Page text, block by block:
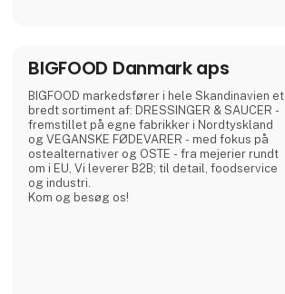
BIGFOOD Danmark aps
BIGFOOD markedsfører i hele Skandinavien et
bredt sortiment af: DRESSINGER & SAUCER -
fremstillet på egne fabrikker i Nordtyskland
og VEGANSKE FØDEVARER - med fokus på
ostealternativer og OSTE - fra mejerier rundt
om i EU, Vi leverer B2B; til detail, foodservice
og industri.
Kom og besøg os!